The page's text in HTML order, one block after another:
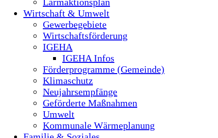
Wirtschaft & Umwelt
Gewerbegebiete
Wirtschaftsförderung
IGEHA
IGEHA Infos
Förderprogramme (Gemeinde)
Klimaschutz
Neujahrsempfänge
Geförderte Maßnahmen
Umwelt
Kommunale Wärmeplanung